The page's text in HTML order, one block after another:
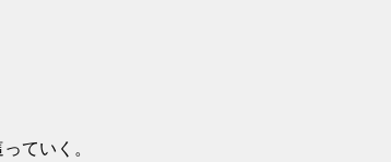
ていく。